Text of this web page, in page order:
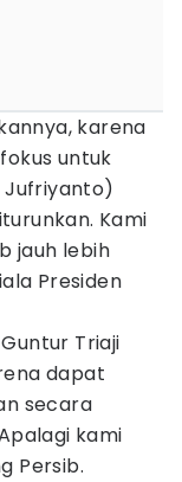
karena
untuk
Jufriyanto)
Kami
jauh lebih
Presiden
Triaji
dapat
secara
kami
Persib.